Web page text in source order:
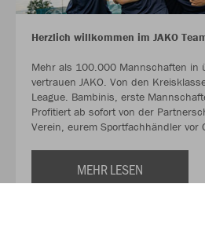
Herzlich willkommen im JAKO
Mehr als 100.000 Mannschaften in
vertrauen JAKO. Von den
League. Bambinis, erste
Profitiert ab sofort von der
Verein, eurem Sportfachhändler vor
MEHR LESEN